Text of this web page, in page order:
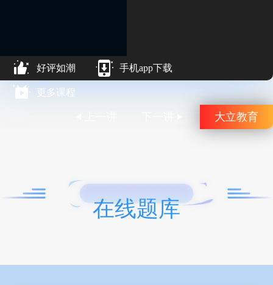
好评如潮 手机app下载
更多课程
大立教育
在线题库